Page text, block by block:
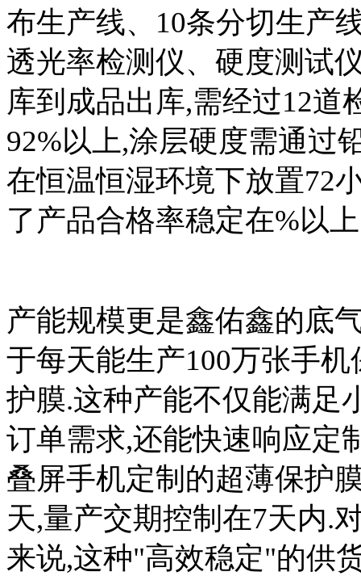
布生产线、10条分切生产
透光率检测仪、硬度测试
库到成品出库,需经过12道
92%以上,涂层硬度需通过
在恒温恒湿环境下放置
了产品合格率稳定在%以
产能规模更是鑫佑鑫的底
于每天能生产100万张手
护膜.这种产能不仅能满足
订单需求,还能快速响应
叠屏手机定制的超薄保护
天,量产交期控制在7天内.
来说,这种"高效稳定"的供